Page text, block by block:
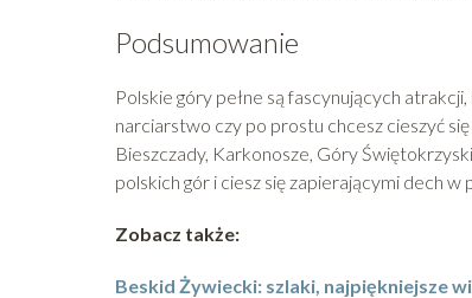
Podsumowanie
Polskie góry pełne są fascynujących
narciarstwo czy po prostu chcesz cieszyć
Bieszczady, Karkonosze, Góry
polskich gór i ciesz się zapierającymi dech w
Zobacz także:
Beskid Żywiecki: szlaki, najpiękniejsze